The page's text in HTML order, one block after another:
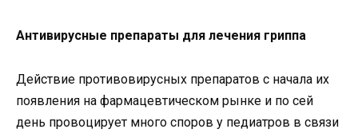
Антивирусные препараты для лечения гриппа
Действие противовирусных препаратов с начала их
появления на фармацевтическом рынке и по сей
день провоцирует много споров у педиатров в связи